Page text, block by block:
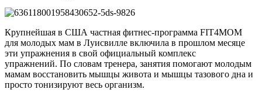
Крупнейшая в США частная фитнес-программа FIT4MOM
для молодых мам в Луисвилле включила в прошлом месяце
эти упражнения в свой официальный комплекс
упражнений. По словам тренера, занятия помогают молодым
мамам восстановить мышцы живота и мышцы тазового дна и
просто тонизируют весь организм.